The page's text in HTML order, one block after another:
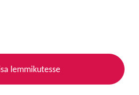
lemmikutesse